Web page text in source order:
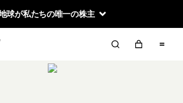
球が私たちの唯一の株主